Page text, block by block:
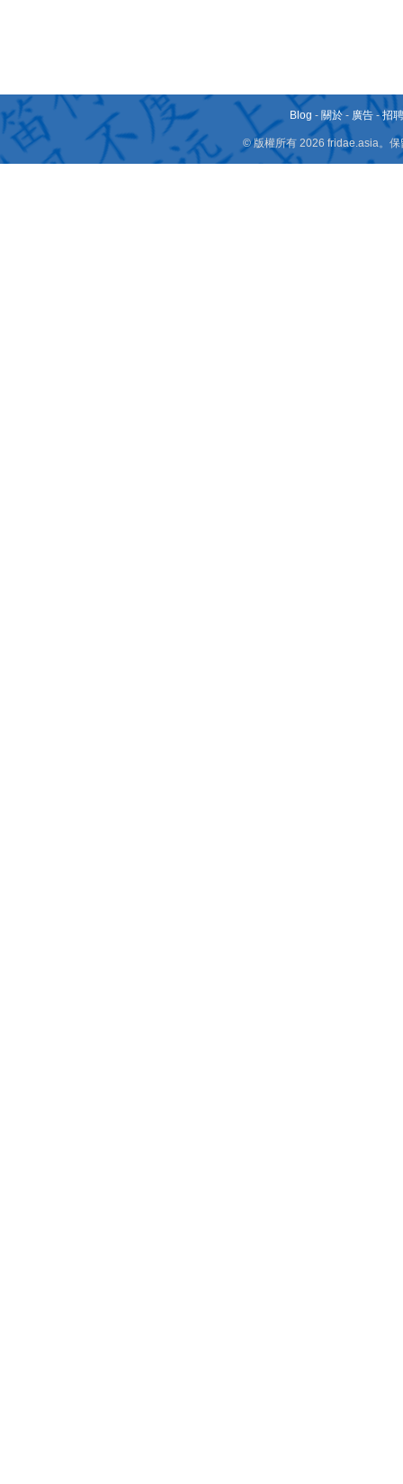
Blog - 關於 - 廣告 -招
© 版權所有 2026 fridae.asia。